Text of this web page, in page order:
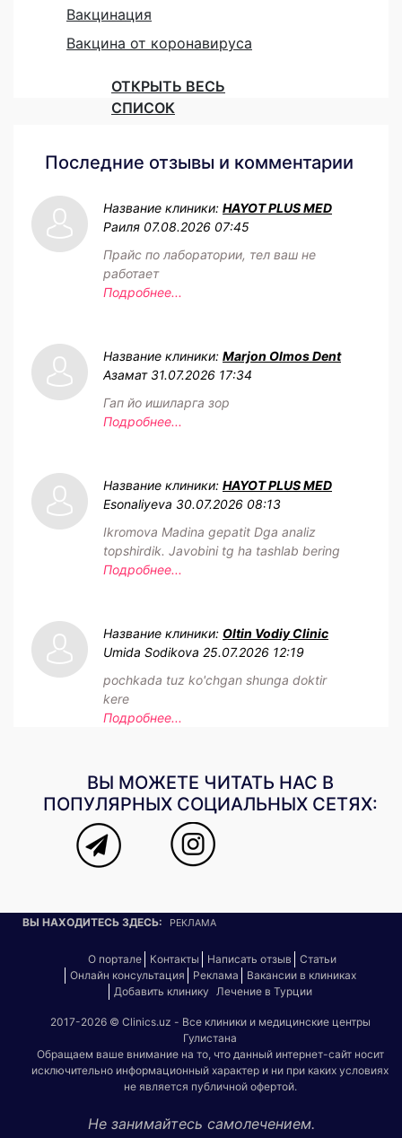
Вакцинация
Вакцина от коронавируса
ОТКРЫТЬ ВЕСЬ
СПИСОК
Последние отзывы и комментарии
Название клиники: HAYOT PLUS MED
Раиля 07.08.2026 07:45
Прайс по лаборатории, тел ваш не
работает
Подробнее...
Название клиники: Marjon Olmos Dent
Азамат 31.07.2026 17:34
Гап йо ишиларга зор
Подробнее...
Название клиники: HAYOT PLUS MED
Esonaliyeva 30.07.2026 08:13
Ikromova Madina gepatit Dga analiz
topshirdik. Javobini tg ha tashlab bering
Подробнее...
Название клиники: Oltin Vodiy Clinic
Umida Sodikova 25.07.2026 12:19
pochkada tuz ko'chgan shunga doktir
kere
Подробнее...
ВЫ МОЖЕТЕ ЧИТАТЬ НАС В
ПОПУЛЯРНЫХ СОЦИАЛЬНЫХ СЕТЯХ:
ВЫ НАХОДИТЕСЬ ЗДЕСЬ: РЕКЛАМА
О портале Контакты Написать отзыв
Статьи
Онлайн консультация
Реклама
Вакансии в клиниках
Добавить клинику
Лечение в Турции
2017-2026 © Clinics.uz - Все клиники и медицинские центры
Гулистана
Обращаем ваше внимание на то, что данный интернет-сайт носит
исключительно информационный характер и ни при каких условиях
не является публичной офертой.
Не занимайтесь самолечением.